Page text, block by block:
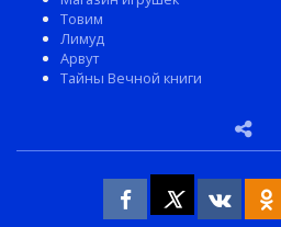
Товим
Лимуд
Арвут
Тайны Вечной книги